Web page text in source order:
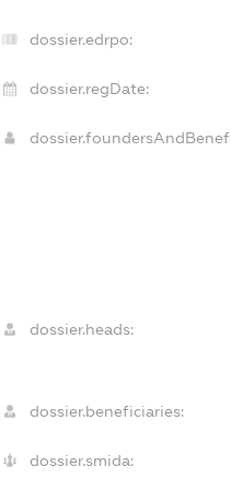
dossier.edrpo:
dossier.regDate:
dossier.heads:
dossier.beneficiaries:
dossier.smida: